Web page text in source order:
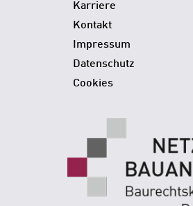
Karriere
Kontakt
Impressum
Datenschutz
Cookies